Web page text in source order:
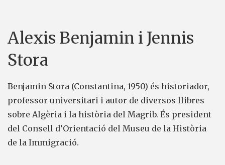
Alexis Benjamin i Jennis
Stora
Benjamin Stora (Constantina, 1950) és historiador,
professor universitari i autor de diversos llibres
sobre Algèria i la història del Magrib. És president
del Consell d’Orientació del Museu de la Història
de la Immigració.